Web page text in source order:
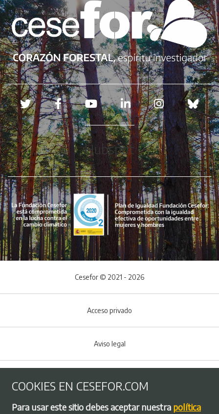
Redes sociales
Hubspot
Menú del pie
Cesefor © 2021 - 2026
Acceso privado
Aviso legal
Política de privacidad
COOKIES EN CESEFOR.COM
Para usar este sitio debes aceptar nuestra política